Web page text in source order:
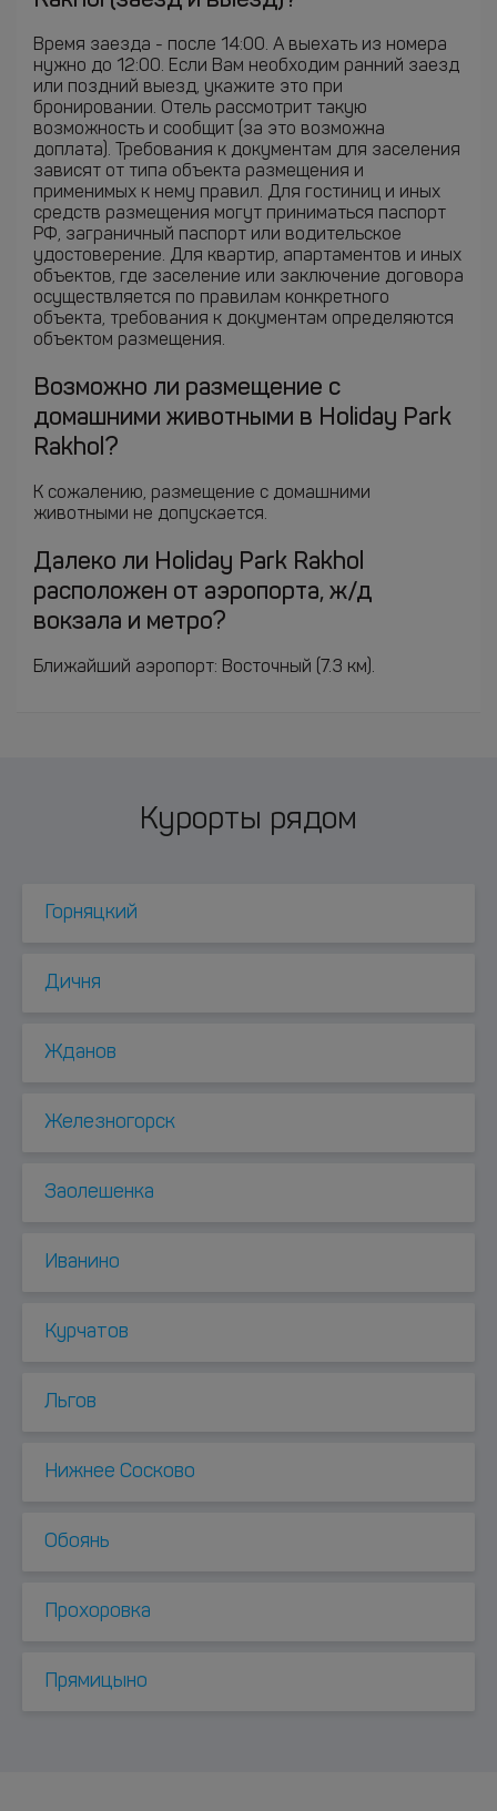
Время заезда - после 14:00. А выехать из номера
нужно до 12:00. Если Вам необходим ранний заезд
или поздний выезд, укажите это при
бронировании. Отель рассмотрит такую
возможность и сообщит (за это возможна
доплата). Требования к документам для заселения
зависят от типа объекта размещения и
применимых к нему правил. Для гостиниц и иных
средств размещения могут приниматься паспорт
РФ, заграничный паспорт или водительское
удостоверение. Для квартир, апартаментов и иных
объектов, где заселение или заключение договора
осуществляется по правилам конкретного
объекта, требования к документам определяются
объектом размещения.
Возможно ли размещение с
домашними животными в Holiday Park
Rakhol?
К сожалению, размещение с домашними
животными не допускается.
Далеко ли Holiday Park Rakhol
расположен от аэропорта, ж/д
вокзала и метро?
Ближайший аэропорт: Восточный (7.3 км).
Курорты рядом
Горняцкий
Дичня
Жданов
Железногорск
Заолешенка
Иванино
Курчатов
Льгов
Нижнее Сосково
Обоянь
Прохоровка
Прямицыно